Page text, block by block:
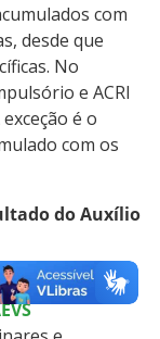
com
desde que
No
e ACRI
é o
com os
do Auxílio
de cada